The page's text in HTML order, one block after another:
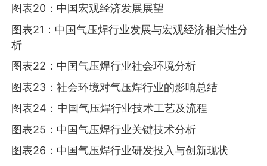
图表20：中国宏观经济发展展望
图表21：中国气压焊行业发展与宏观经济相关性分
析
图表22：中国气压焊行业社会环境分析
图表23：社会环境对气压焊行业的影响总结
图表24：中国气压焊行业技术工艺及流程
图表25：中国气压焊行业关键技术分析
图表26：中国气压焊行业研发投入与创新现状